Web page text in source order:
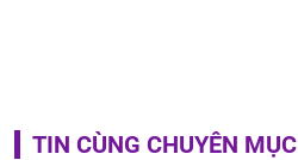
TIN CÙNG CHUYÊN MỤC